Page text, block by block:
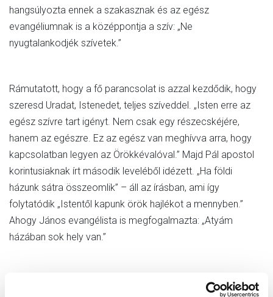
hangsúlyozta ennek a szakasznak és az egész
evangéliumnak is a középpontja a szív: „Ne
nyugtalankodjék szívetek.”
Rámutatott, hogy a fő parancsolat is azzal kezdődik, hogy
szeresd Uradat, Istenedet, teljes szíveddel. „Isten erre az
egész szívre tart igényt. Nem csak egy részecskéjére,
hanem az egészre. Ez az egész van meghívva arra, hogy
kapcsolatban legyen az Örökkévalóval.” Majd Pál apostol
korintusiaknak írt második leveléből idézett. „Ha földi
házunk sátra összeomlik” – áll az írásban, ami így
folytatódik „Istentől kapunk örök hajlékot a mennyben.”
Ahogy János evangélista is megfogalmazta: „Atyám
házában sok hely van.”
Titusz atya kifejtette, hogy egyszer mindannyiunk „földi